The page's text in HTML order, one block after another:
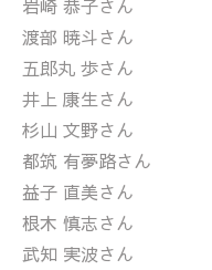
岩崎 恭子さん
渡部 暁斗さん
五郎丸 歩さん
井上 康生さん
杉山 文野さん
都筑 有夢路さん
益子 直美さん
根木 慎志さん
武知 実波さん